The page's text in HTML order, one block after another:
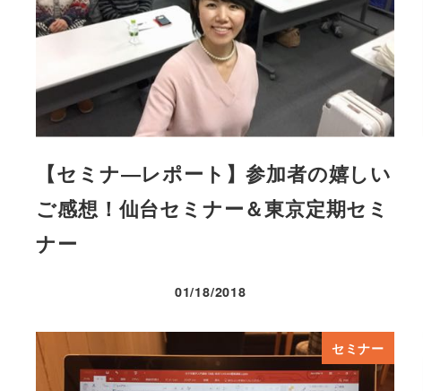
【セミナ―レポート】参加者の嬉しい
ご感想！仙台セミナー＆東京定期セミ
ナー
投稿日
01/18/2018
セミナー